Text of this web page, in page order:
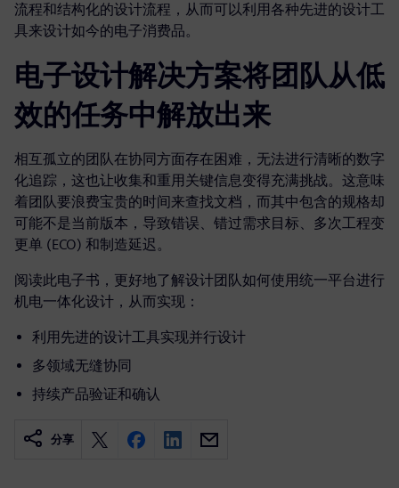
流程和结构化的设计流程，从而可以利用各种先进的设计工
具来设计如今的电子消费品。
电子设计解决方案将团队从低
效的任务中解放出来
相互孤立的团队在协同方面存在困难，无法进行清晰的数字
化追踪，这也让收集和重用关键信息变得充满挑战。这意味
着团队要浪费宝贵的时间来查找文档，而其中包含的规格却
可能不是当前版本，导致错误、错过需求目标、多次工程变
更单 (ECO) 和制造延迟。
阅读此电子书，更好地了解设计团队如何使用统一平台进行
机电一体化设计，从而实现：
利用先进的设计工具实现并行设计
多领域无缝协同
持续产品验证和确认
分享